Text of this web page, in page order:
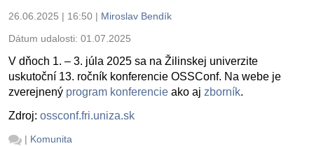
26.06.2025 | 16:50 | Miroslav Bendík
Dátum udalosti: 01.07.2025
V dňoch 1. – 3. júla 2025 sa na Žilinskej univerzite
uskutoční 13. ročník konferencie OSSConf. Na webe je
zverejnený program konferencie ako aj zborník.
Zdroj: ossconf.fri.uniza.sk
| Komunita